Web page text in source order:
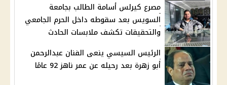
مصرع كيرلس أسامة الطالب بجامعة
السويس بعد سقوطه داخل الحرم الجامعي
والتحقيقات تكشف ملابسات الحادث
الرئيس السيسي ينعى الفنان عبدالرحمن
أبو زهرة بعد رحيله عن عمر ناهز 92 عامًا